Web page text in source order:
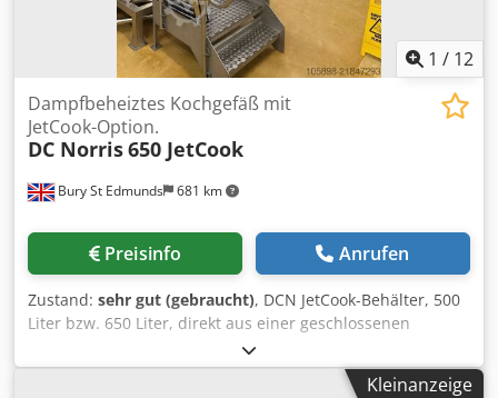
1 / 12
Bury St Edmunds 681 km
Dampfbeheiztes Kochgefäß mit
JetCook-Option.
DC Norris650 JetCook
Preisinfo Anrufen
Zustand: sehr gut (gebraucht), DCN JetCook-Behälter, 500
Liter bzw. 650 Liter, direkt aus einer geschlossenen
Produktionsanlage für Babynahrung. Dedpfjy I Di Sex Ah
Tjck
Kleinanzeige